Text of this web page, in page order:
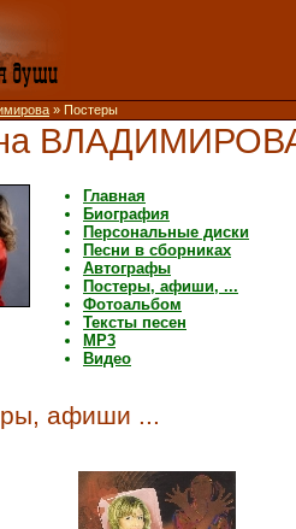
» Постеры
Главная
Биография
Персональные диски
Песни в сборниках
Автографы
Постеры, афиши, ...
Фотоальбом
Тексты песен
MP3
Видео
афиши ...